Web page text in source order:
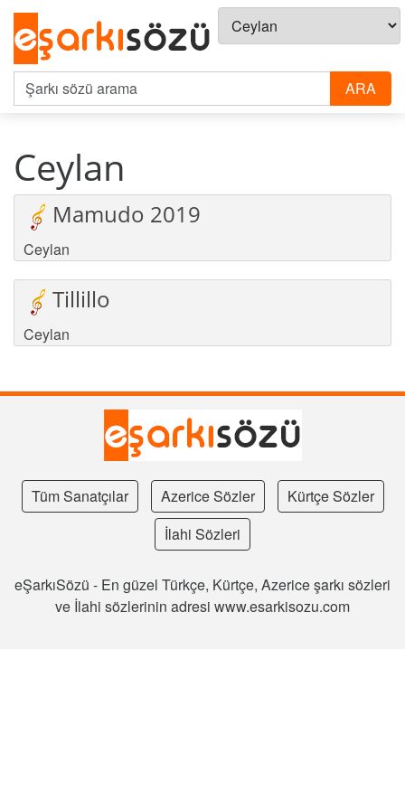
Ceylan
Mamudo 2019
Ceylan
Tillillo
Ceylan
Tüm Sanatçılar Azerice Sözler
Kürtçe Sözler
İlahi Sözleri
eŞarkıSözü - En güzel Türkçe, Kürtçe, Azerice şarkı sözleri
ve İlahi sözlerinin adresi www.esarkisozu.com